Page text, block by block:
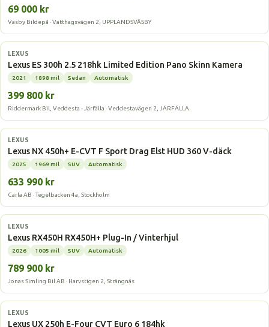
69 000 kr
Väsby Bildepå · Vatthagsvägen 2, UPPLANDSVÄSBY
Laddhybrid
LEXUS
Lexus ES 300h 2.5 218hk Limited Edition Pano Skinn Kamera
2021 1898 mil Sedan Automatisk
399 800 kr
Riddermark Bil, Veddesta - Järfälla · Veddestavägen 2, JÄRFÄLLA
Laddhybrid
LEXUS
Lexus NX 450h+ E-CVT F Sport Drag Elst HUD 360 V-däck
2025 1969 mil SUV Automatisk
633 990 kr
Carla AB · Tegelbacken 4a, Stockholm
Laddhybrid
LEXUS
Lexus RX450H RX450H+ Plug-In / Vinterhjul
2026 1005 mil SUV Automatisk
789 900 kr
Jonas Simling Bil AB · Harvstigen 2, Strängnäs
Laddhybrid
LEXUS
Lexus UX 250h E-Four CVT Euro 6 184hk